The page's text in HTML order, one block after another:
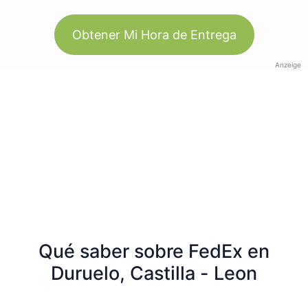
Obtener Mi Hora de Entrega
Anzeige
Qué saber sobre FedEx en
Duruelo, Castilla - Leon